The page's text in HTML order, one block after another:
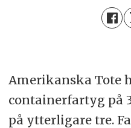
Amerikanska Tote
containerfartyg på
på ytterligare tre.